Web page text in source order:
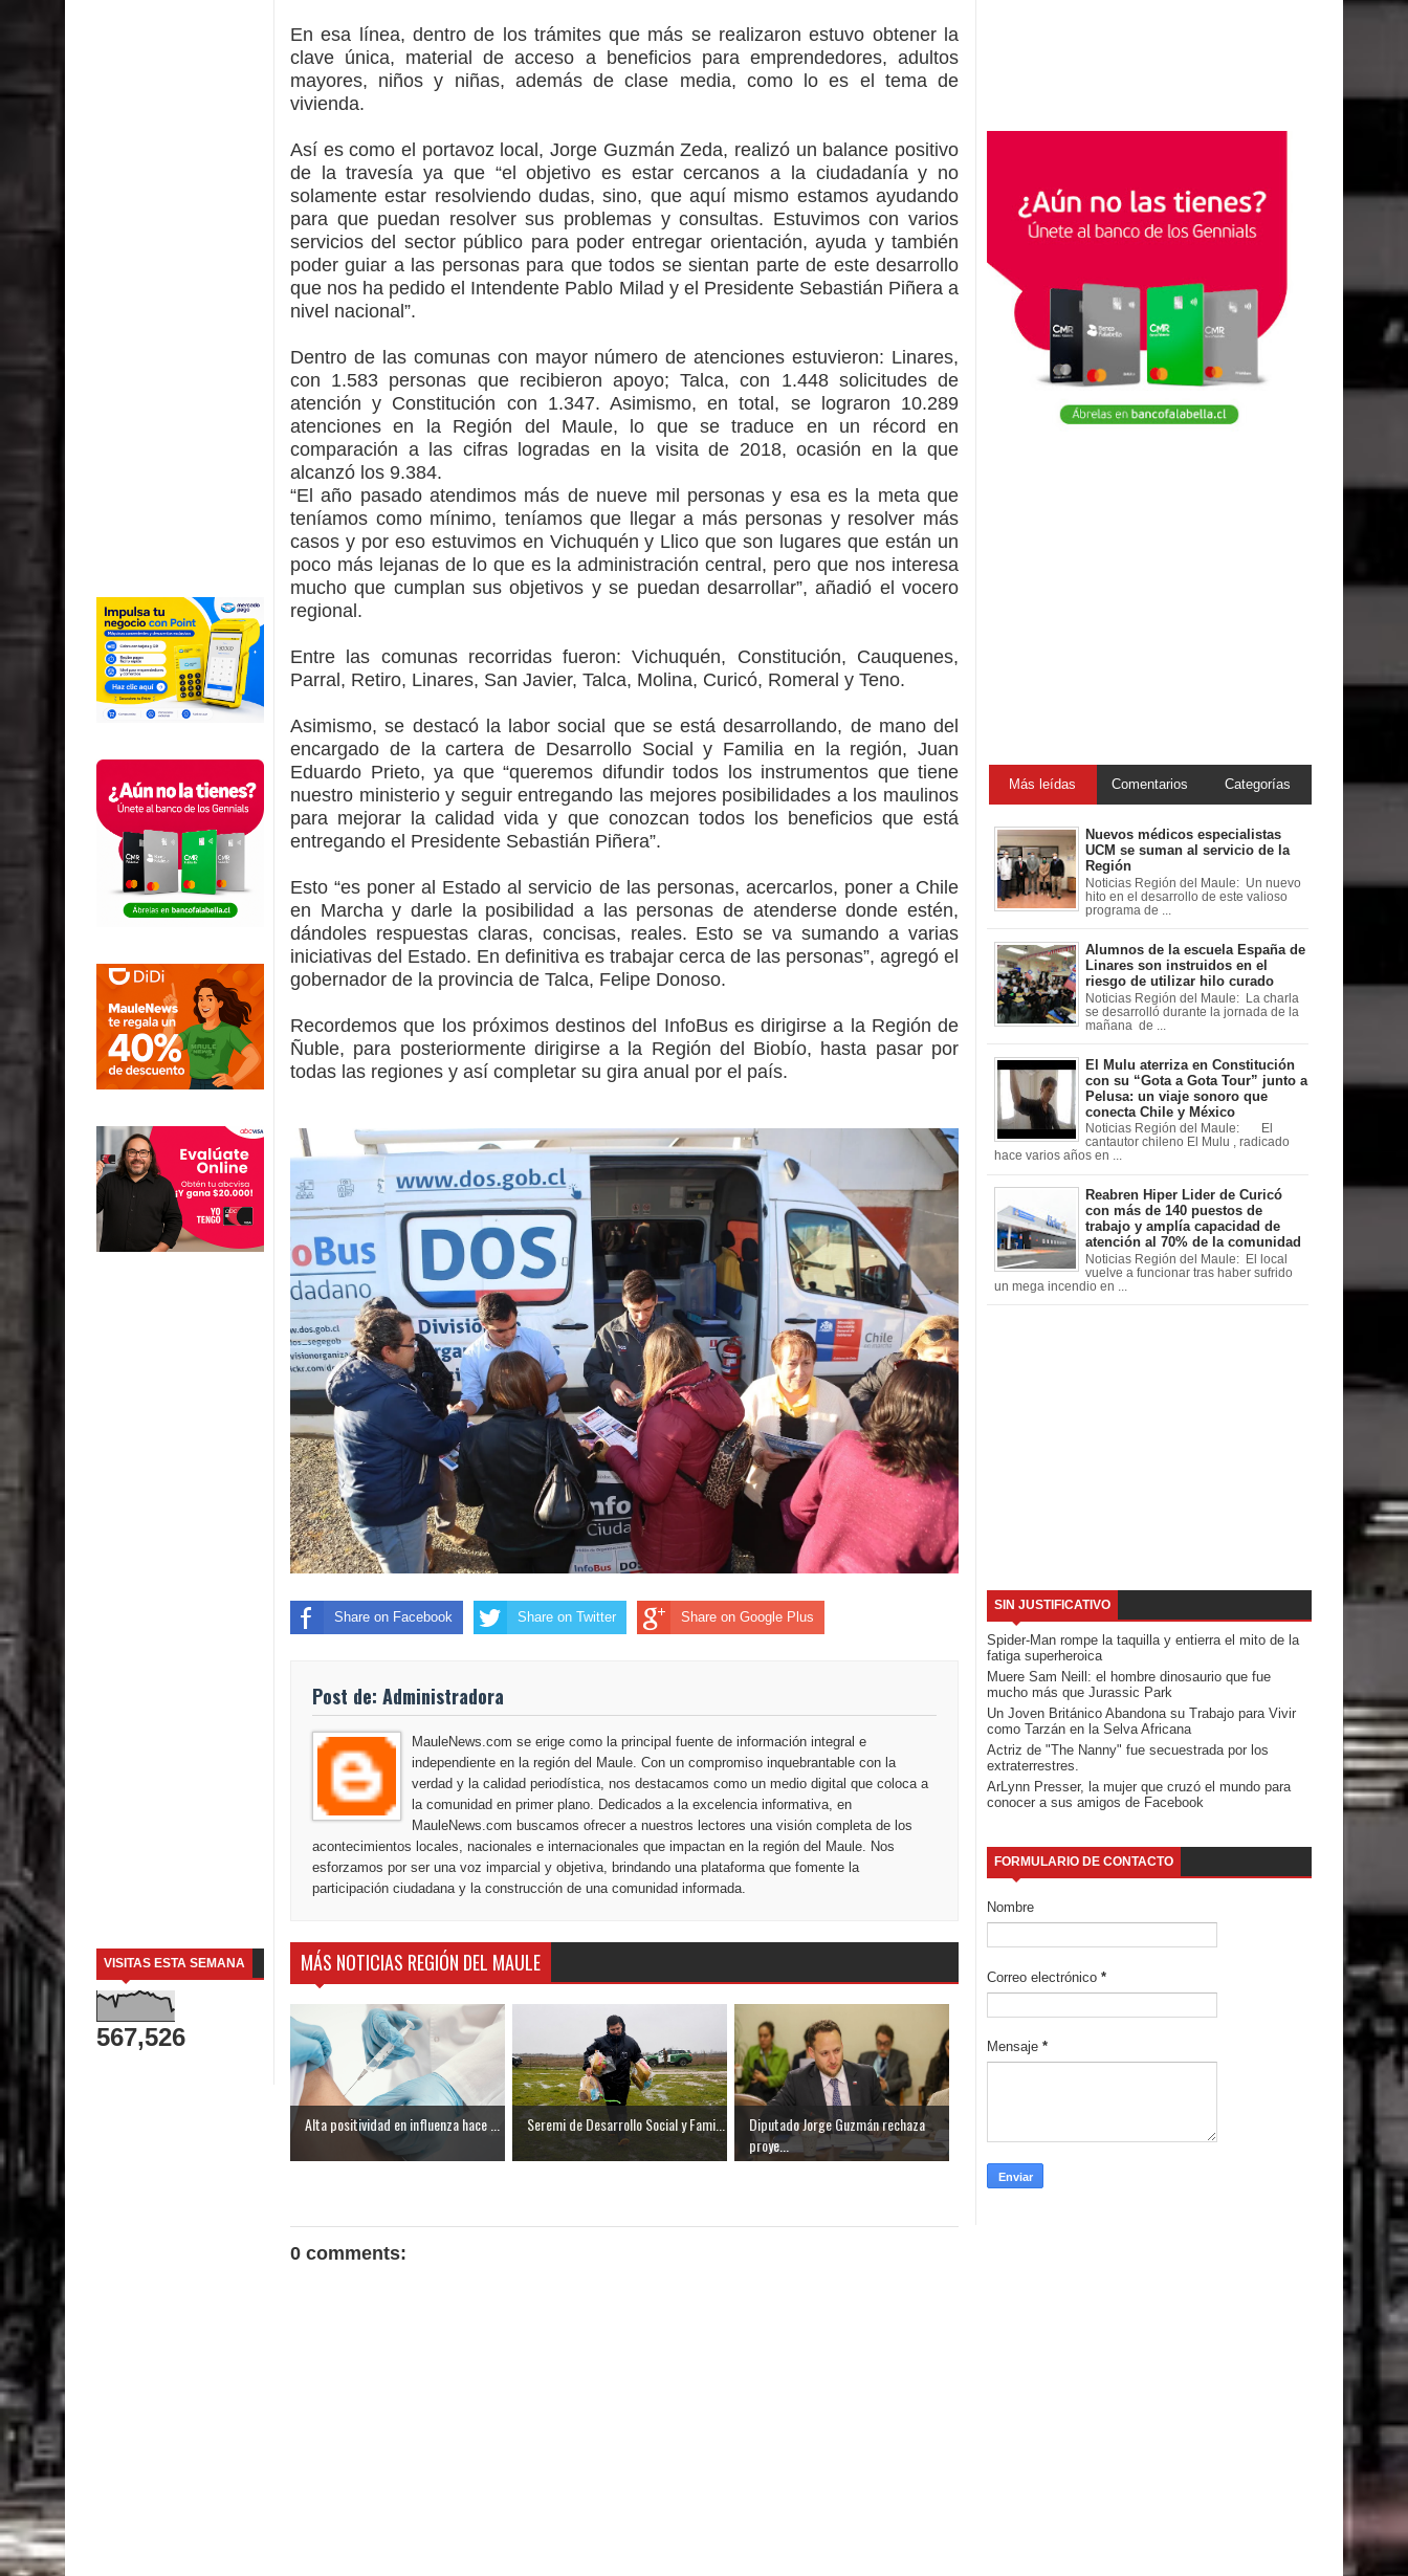
Empedrado desarrolló con éxito el desafío guerreros 2026
VISITAS ESTA SEMANA
567,526
En esa línea, dentro de los trámites que más se realizaron estuvo obtener la
clave única, material de acceso a beneficios para emprendedores, adultos
mayores, niños y niñas, además de clase media, como lo es el tema de
vivienda.
Así es como el portavoz local, Jorge Guzmán Zeda, realizó un balance positivo
de la travesía ya que “el objetivo es estar cercanos a la ciudadanía y no
solamente estar resolviendo dudas, sino, que aquí mismo estamos ayudando
para que puedan resolver sus problemas y consultas. Estuvimos con varios
servicios del sector público para poder entregar orientación, ayuda y también
poder guiar a las personas para que todos se sientan parte de este desarrollo
que nos ha pedido el Intendente Pablo Milad y el Presidente Sebastián Piñera a
nivel nacional”.
Dentro de las comunas con mayor número de atenciones estuvieron: Linares,
con 1.583 personas que recibieron apoyo; Talca, con 1.448 solicitudes de
atención y Constitución con 1.347. Asimismo, en total, se lograron 10.289
atenciones en la Región del Maule, lo que se traduce en un récord en
comparación a las cifras logradas en la visita de 2018, ocasión en la que
alcanzó los 9.384.
“El año pasado atendimos más de nueve mil personas y esa es la meta que
teníamos como mínimo, teníamos que llegar a más personas y resolver más
casos y por eso estuvimos en Vichuquén y Llico que son lugares que están un
poco más lejanas de lo que es la administración central, pero que nos interesa
mucho que cumplan sus objetivos y se puedan desarrollar”, añadió el vocero
regional.
Entre las comunas recorridas fueron: Vichuquén, Constitución, Cauquenes,
Parral, Retiro, Linares, San Javier, Talca, Molina, Curicó, Romeral y Teno.
Asimismo, se destacó la labor social que se está desarrollando, de mano del
encargado de la cartera de Desarrollo Social y Familia en la región, Juan
Eduardo Prieto, ya que “queremos difundir todos los instrumentos que tiene
nuestro ministerio y seguir entregando las mejores posibilidades a los maulinos
para mejorar la calidad vida y que conozcan todos los beneficios que está
entregando el Presidente Sebastián Piñera”.
Esto “es poner al Estado al servicio de las personas, acercarlos, poner a Chile
en Marcha y darle la posibilidad a las personas de atenderse donde estén,
dándoles respuestas claras, concisas, reales. Esto se va sumando a varias
iniciativas del Estado. En definitiva es trabajar cerca de las personas”, agregó el
gobernador de la provincia de Talca, Felipe Donoso.
Recordemos que los próximos destinos del InfoBus es dirigirse a la Región de
Ñuble, para posteriormente dirigirse a la Región del Biobío, hasta pasar por
todas las regiones y así completar su gira anual por el país.
Share on Facebook Share on Twitter Share on Google Plus
Post de: Administradora
MauleNews.com se erige como la principal fuente de información integral e
independiente en la región del Maule. Con un compromiso inquebrantable con la
verdad y la calidad periodística, nos destacamos como un medio digital que coloca a
la comunidad en primer plano. Dedicados a la excelencia informativa, en
MauleNews.com buscamos ofrecer a nuestros lectores una visión completa de los
acontecimientos locales, nacionales e internacionales que impactan en la región del Maule. Nos
esforzamos por ser una voz imparcial y objetiva, brindando una plataforma que fomente la
participación ciudadana y la construcción de una comunidad informada.
MÁS NOTICIAS REGIÓN DEL MAULE
Alta positividad en influenza hace ... Seremi de Desarrollo Social y Fami...
Diputado Jorge Guzmán rechaza
proye...
0 comments:
Más leídas Comentarios Categorías
Nuevos médicos especialistas
UCM se suman al servicio de la
Región
Noticias Región del Maule: Un nuevo
hito en el desarrollo de este valioso
programa de ...
Alumnos de la escuela España de
Linares son instruidos en el
riesgo de utilizar hilo curado
Noticias Región del Maule: La charla
se desarrolló durante la jornada de la
mañana de ...
El Mulu aterriza en Constitución
con su “Gota a Gota Tour” junto a
Pelusa: un viaje sonoro que
conecta Chile y México
Noticias Región del Maule: El
cantautor chileno El Mulu , radicado
hace varios años en ...
Reabren Hiper Lider de Curicó
con más de 140 puestos de
trabajo y amplía capacidad de
atención al 70% de la comunidad
Noticias Región del Maule: El local
vuelve a funcionar tras haber sufrido
un mega incendio en ...
SIN JUSTIFICATIVO
Spider-Man rompe la taquilla y entierra el mito de la
fatiga superheroica
Muere Sam Neill: el hombre dinosaurio que fue
mucho más que Jurassic Park
Un Joven Británico Abandona su Trabajo para Vivir
como Tarzán en la Selva Africana
Actriz de "The Nanny" fue secuestrada por los
extraterrestres.
ArLynn Presser, la mujer que cruzó el mundo para
conocer a sus amigos de Facebook
FORMULARIO DE CONTACTO
Nombre
Correo electrónico *
Mensaje *